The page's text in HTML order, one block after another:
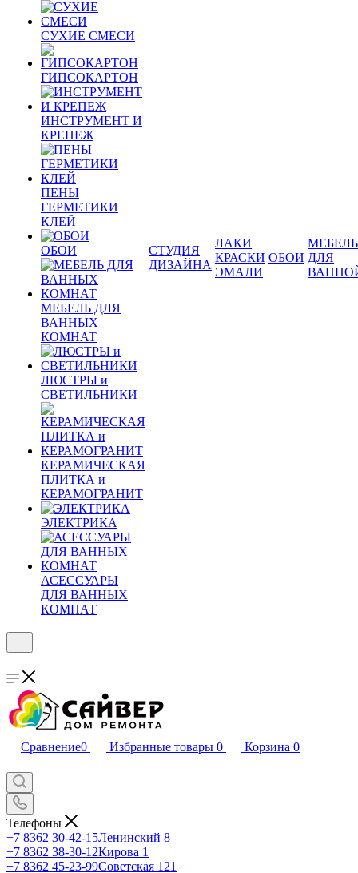
СУХИЕ СМЕСИ
ГИПСОКАРТОН
ИНСТРУМЕНТ И
КРЕПЕЖ
ПЕНЫ
ГЕРМЕТИКИ
КЛЕЙ
ОБОИ
МЕБЕЛЬ ДЛЯ
ВАННЫХ
КОМНАТ
ЛЮСТРЫ и
СВЕТИЛЬНИКИ
КЕРАМИЧЕСКАЯ
ПЛИТКА и
КЕРАМОГРАНИТ
ЭЛЕКТРИКА
АСЕССУАРЫ
ДЛЯ ВАННЫХ
КОМНАТ
СТУДИЯ
ДИЗАЙНА
ЛАКИ
КРАСКИ
ЭМАЛИ
ОБОИ
МЕБЕЛЬ
ДЛЯ
Сравнение0 Избранные товары 0 Корзина 0
Телефоны
+7 8362 30-42-15Ленинский 8
+7 8362 38-30-12Кирова 1
+7 8362 45-23-99Советская 121